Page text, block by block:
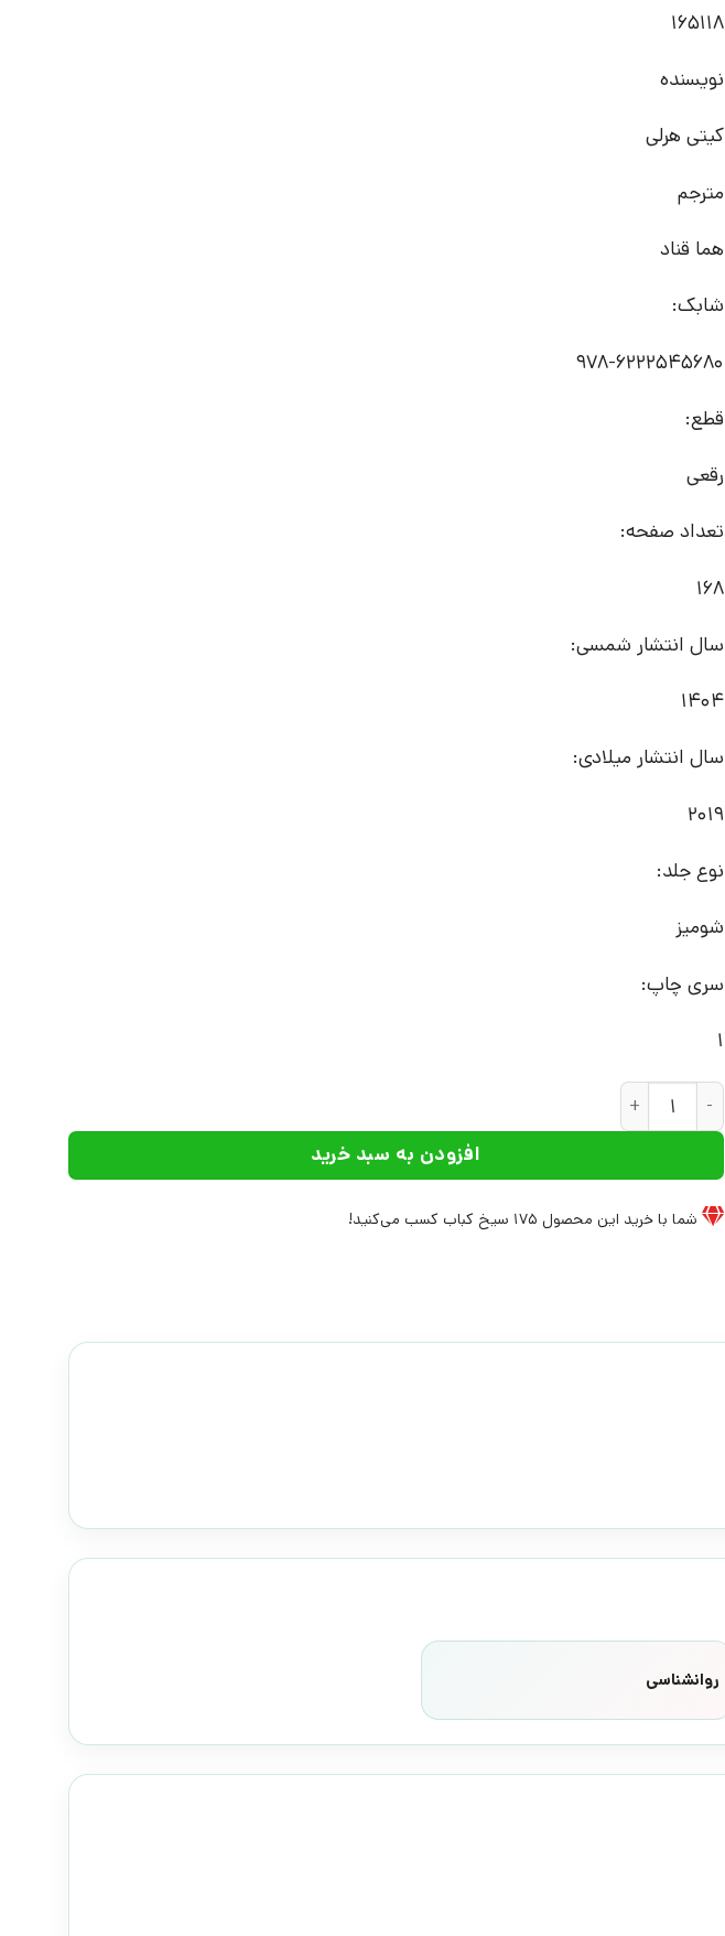
165118
نویسنده
کیتی هرلی
مترجم
هما قناد
شابک:
978-6222545680
قطع:
رقعی
تعداد صفحه:
168
سال انتشار شمسی:
1404
سال انتشار میلادی:
2019
نوع جلد:
شومیز
سری چاپ:
1
کتاب مقابله با افسردگی | انتشارات کتاب چار عدد
افزودن به سبد خرید
شما با خرید این محصول 175 سیخ کباب کسب می‌کنید!
روانشناسی